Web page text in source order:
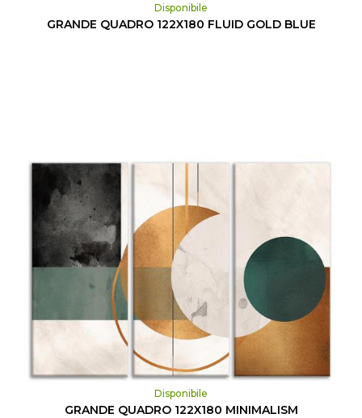
Disponibile
GRANDE QUADRO 122X180 FLUID GOLD BLUE
Disponibile
GRANDE QUADRO 122X180 MINIMALISM